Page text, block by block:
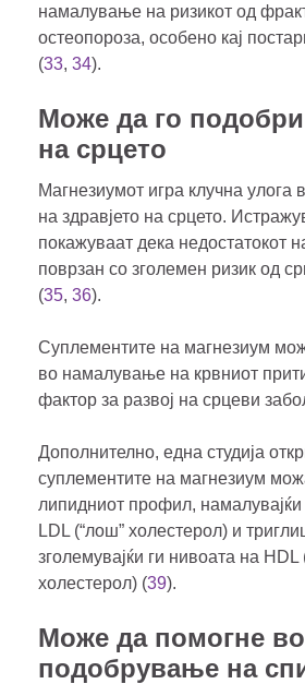
намалување на ризикот од
остеопороза, особено кај
(33, 34).
Може да го подобри
на срцето
Магнезиумот игра клучна улога
на здравјето на срцето.
покажуваат дека недостатокот
поврзан со зголемен ризик од
(35, 36).
Суплементите на магнезиум
во намалување на крвниот
фактор за развој на срцеви
Дополнително, една студија
суплементите на магнезиум
липидниот профил, намалувајќи
LDL (“лош” холестерол) и
зголемувајќи ги нивоата на HDL
холестерол) (39).
Може да помогне во
подобрување на